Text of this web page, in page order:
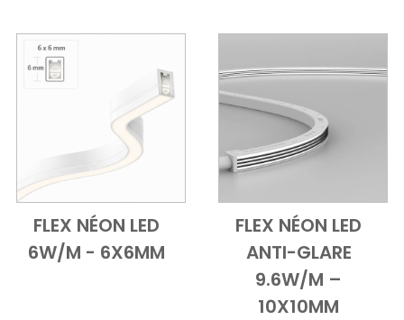
Add to CartVue d'ensemble
FLEX NÉON LED
6W/M - 6X6MM
Add to Cart
Vue
FLEX NÉON LED
ANTI-GLARE
9.6W/M –
10X10MM